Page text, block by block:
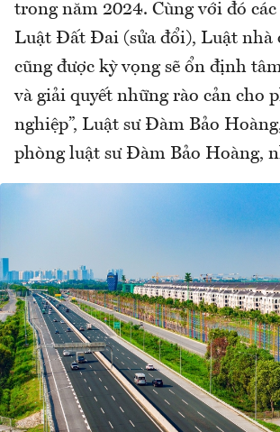
trong năm 2024. Cùng với đó
Luật Đất Đai (sửa đổi), Luật nhà
cũng được kỳ vọng sẽ ổn định
và giải quyết những rào cản cho
nghiệp”, Luật sư Đàm Bảo
phòng luật sư Đàm Bảo Hoàng,